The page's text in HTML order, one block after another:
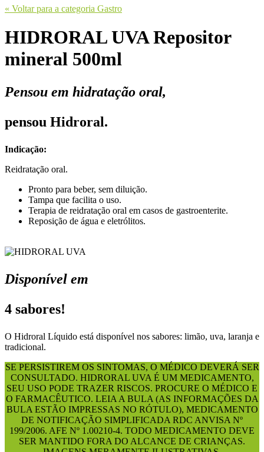
« Voltar para a categoria Gastro
HIDRORAL UVA Repositor
mineral 500ml
Pensou em hidratação oral,
pensou Hidroral.
Indicação:
Reidratação oral.
Pronto para beber, sem diluição.
Tampa que facilita o uso.
Terapia de reidratação oral em casos de gastroenterite.
Reposição de água e eletrólitos.
Disponível em
4 sabores!
O Hidroral Líquido está disponível nos sabores: limão, uva, laranja e
tradicional.
SE PERSISTIREM OS SINTOMAS, O MÉDICO DEVERÁ SER
CONSULTADO. HIDRORAL UVA É UM MEDICAMENTO,
SEU USO PODE TRAZER RISCOS. PROCURE O MÉDICO E
O FARMACÊUTICO. LEIA A BULA (AS INFORMAÇÕES DA
BULA ESTÃO IMPRESSAS NO RÓTULO), MEDICAMENTO
DE NOTIFICAÇÃO SIMPLIFICADA RDC ANVISA Nº
199/2006. AFE Nº 1.00210-4. TODO MEDICAMENTO DEVE
SER MANTIDO FORA DO ALCANCE DE CRIANÇAS.